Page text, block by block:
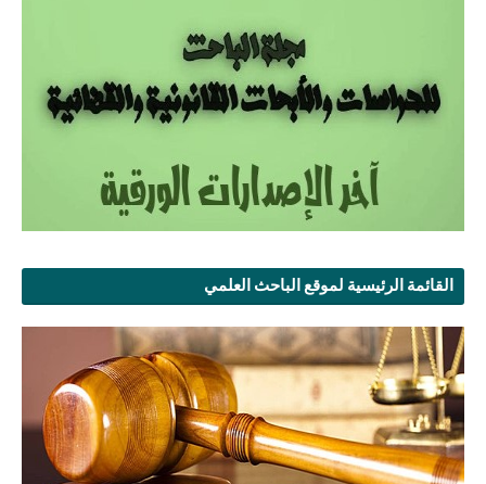
القائمة الرئيسية لموقع الباحث العلمي